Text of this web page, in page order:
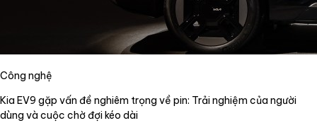
Công nghệ
Kia EV9 gặp vấn đề nghiêm trọng về pin: Trải nghiệm của người
dùng và cuộc chờ đợi kéo dài